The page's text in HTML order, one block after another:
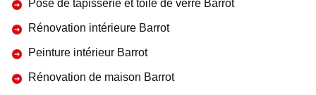
Pose de tapisserie et toile de verre Barrot
Rénovation intérieure Barrot
Peinture intérieur Barrot
Rénovation de maison Barrot